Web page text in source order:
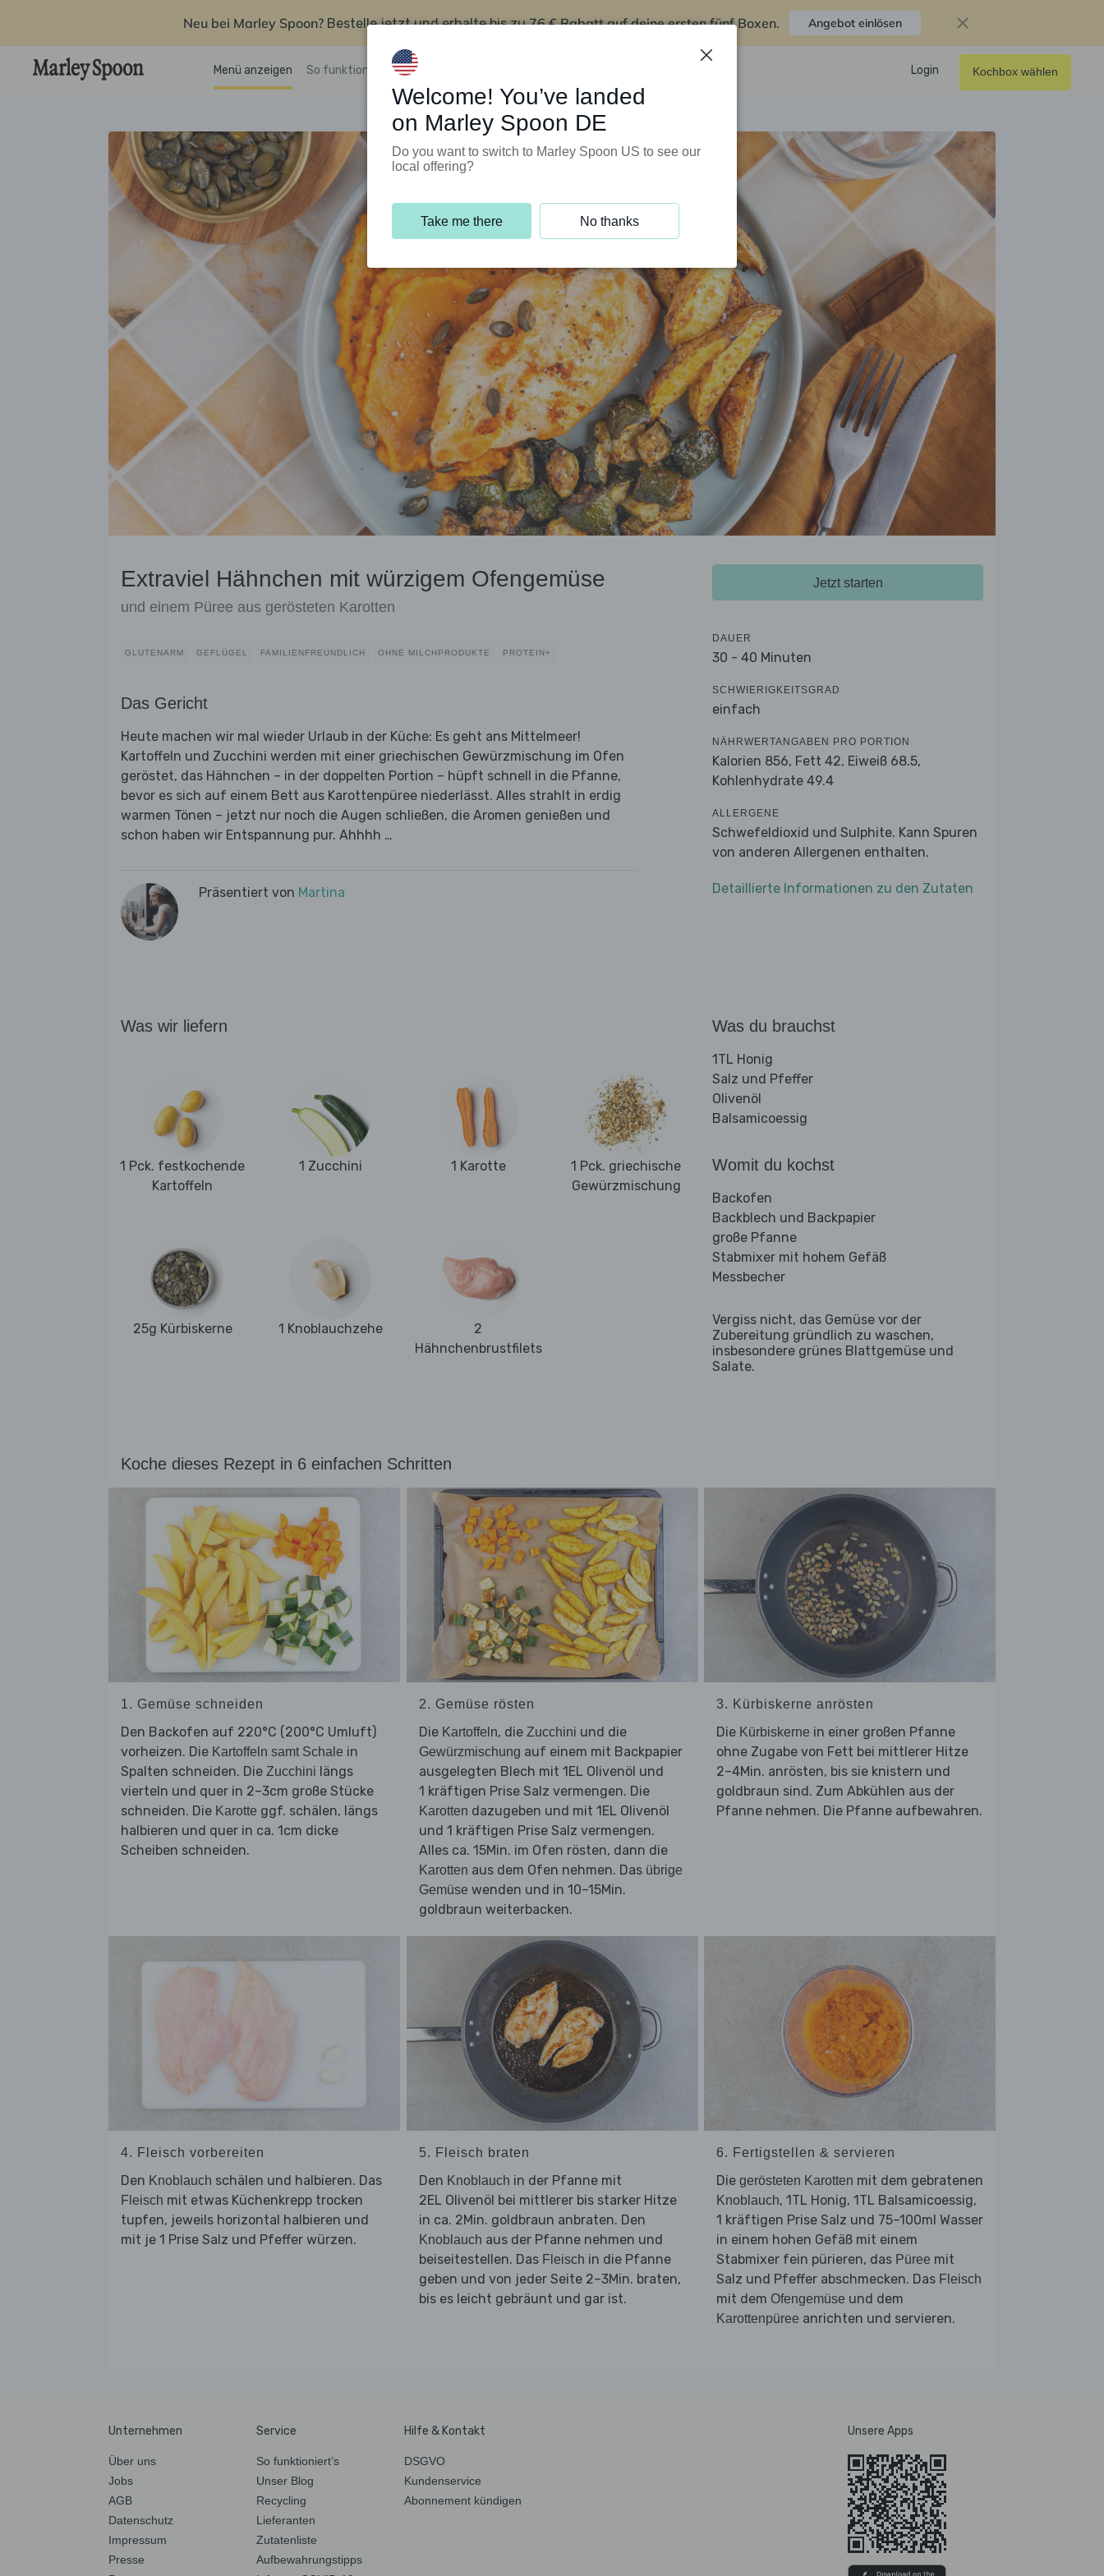
Neu bei Marley Spoon? Bestelle jetzt und erhalte bis zu76 € Rabatt auf deine ersten fünf Boxen. Angebot einlösen
Menü anzeigen So funktioniert’s Kundenservice Login Kochbox wählen
Extraviel Hähnchen mit würzigem Ofengemüse
und einem Püree aus gerösteten Karotten
GLUTENARM GEFLÜGEL FAMILIENFREUNDLICH OHNE MILCHPRODUKTE PROTEIN+
Das Gericht
Heute machen wir mal wieder Urlaub in der Küche: Es geht ans Mittelmeer!
Kartoffeln und Zucchini werden mit einer griechischen Gewürzmischung im Ofen
geröstet, das Hähnchen – in der doppelten Portion – hüpft schnell in die Pfanne,
bevor es sich auf einem Bett aus Karottenpüree niederlässt. Alles strahlt in erdig
warmen Tönen – jetzt nur noch die Augen schließen, die Aromen genießen und
schon haben wir Entspannung pur. Ahhhh …
Präsentiert von Martina
Jetzt starten
DAUER
30 - 40 Minuten
SCHWIERIGKEITSGRAD
einfach
NÄHRWERTANGABEN PRO PORTION
Kalorien 856, Fett 42, Eiweiß 68.5,
Kohlenhydrate 49.4
ALLERGENE
Schwefeldioxid und Sulphite. Kann Spuren
von anderen Allergenen enthalten.
Detaillierte Informationen zu den Zutaten
Was wir liefern
1 Pck. festkochende
Kartoffeln
1 Zucchini 1 Karotte
1 Pck. griechische
Gewürzmischung
25g Kürbiskerne 1 Knoblauchzehe
2
Hähnchenbrustfilets
Was du brauchst
1TL Honig
Salz und Pfeffer
Olivenöl
Balsamicoessig
Womit du kochst
Backofen
Backblech und Backpapier
große Pfanne
Stabmixer mit hohem Gefäß
Messbecher
Vergiss nicht, das Gemüse vor der
Zubereitung gründlich zu waschen,
insbesondere grünes Blattgemüse und
Salate.
Koche dieses Rezept in 6 einfachen Schritten
1. Gemüse schneiden
Den Backofen auf 220°C (200°C Umluft)
vorheizen. Die Kartoffeln samt Schale in
Spalten schneiden. Die Zucchini längs
vierteln und quer in 2–3cm große Stücke
schneiden. Die Karotte ggf. schälen, längs
halbieren und quer in ca. 1cm dicke
Scheiben schneiden.
2. Gemüse rösten
Die Kartoffeln, die Zucchini und die
Gewürzmischung auf einem mit Backpapier
ausgelegten Blech mit 1EL Olivenöl und
1 kräftigen Prise Salz vermengen. Die
Karotten dazugeben und mit 1EL Olivenöl
und 1 kräftigen Prise Salz vermengen.
Alles ca. 15Min. im Ofen rösten, dann die
Karotten aus dem Ofen nehmen. Das übrige
Gemüse wenden und in 10–15Min.
goldbraun weiterbacken.
3. Kürbiskerne anrösten
Die Kürbiskerne in einer großen Pfanne
ohne Zugabe von Fett bei mittlerer Hitze
2–4Min. anrösten, bis sie knistern und
goldbraun sind. Zum Abkühlen aus der
Pfanne nehmen. Die Pfanne aufbewahren.
4. Fleisch vorbereiten
Den Knoblauch schälen und halbieren. Das
Fleisch mit etwas Küchenkrepp trocken
tupfen, jeweils horizontal halbieren und
mit je 1 Prise Salz und Pfeffer würzen.
5. Fleisch braten
Den Knoblauch in der Pfanne mit
2EL Olivenöl bei mittlerer bis starker Hitze
in ca. 2Min. goldbraun anbraten. Den
Knoblauch aus der Pfanne nehmen und
beiseitestellen. Das Fleisch in die Pfanne
geben und von jeder Seite 2–3Min. braten,
bis es leicht gebräunt und gar ist.
6. Fertigstellen & servieren
Die gerösteten Karotten mit dem gebratenen
Knoblauch, 1TL Honig, 1TL Balsamicoessig,
1 kräftigen Prise Salz und 75–100ml Wasser
in einem hohen Gefäß mit einem
Stabmixer fein pürieren, das Püree mit
Salz und Pfeffer abschmecken. Das Fleisch
mit dem Ofengemüse und dem
Karottenpüree anrichten und servieren.
Unternehmen
Über uns
Jobs
AGB
Datenschutz
Impressum
Presse
Service
So funktioniert’s
Unser Blog
Recycling
Lieferanten
Zutatenliste
Aufbewahrungstipps
Hilfe & Kontakt
DSGVO
Kundenservice
Abonnement kündigen
Unsere Apps
Welcome! You’ve landed
on Marley Spoon DE
Do you want to switch to Marley Spoon US to see our
local offering?
Take me there No thanks